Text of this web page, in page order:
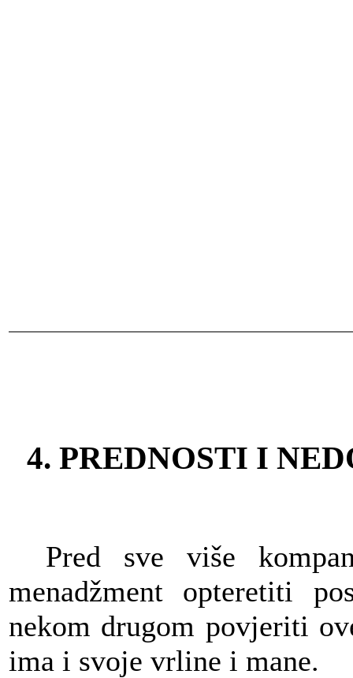
4. PREDNOSTI I
Pred sve više
menadžment opteretiti
nekom drugom povjeriti
ima i svoje vrline i mane.